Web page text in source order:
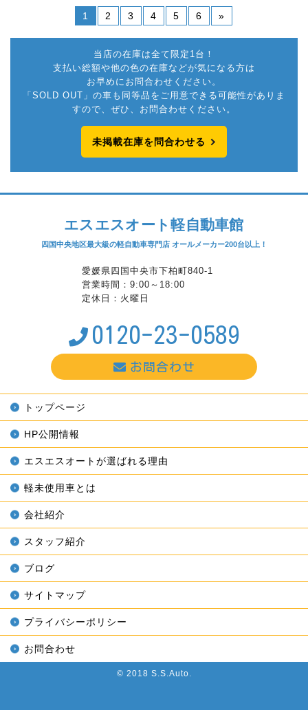
1 2 3 4 5 6 »
当店の在庫は全て限定1台！
支払い総額や他の色の在庫などが気になる方は
お早めにお問合わせください。
「SOLD OUT」の車も同等品をご用意できる可能性がありま
すので、ぜひ、お問合わせください。
未掲載在庫を問合わせる
エスエスオート軽自動車館
四国中央地区最大級の軽自動車専門店 オールメーカー200台以上！
愛媛県四国中央市下柏町840-1
営業時間：9:00～18:00
定休日：火曜日
0120-23-0589
お問合わせ
トップページ
HP公開情報
エスエスオートが選ばれる理由
軽未使用車とは
会社紹介
スタッフ紹介
ブログ
サイトマップ
プライバシーポリシー
お問合わせ
© 2018 S.S.Auto.